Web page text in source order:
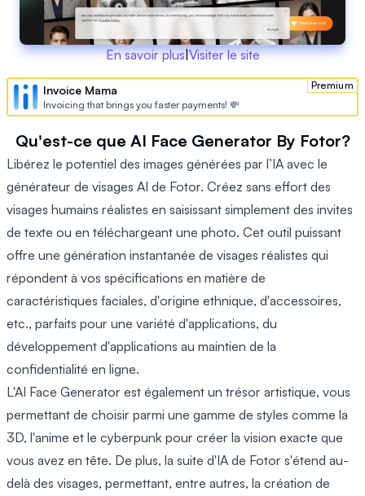
En savoir plus|Visiter le site
Premium
Invoice Mama
Invoicing that brings you faster payments! 💸
Qu'est-ce que AI Face Generator By Fotor?
Libérez le potentiel des images générées par l’IA avec le
générateur de visages AI de Fotor. Créez sans effort des
visages humains réalistes en saisissant simplement des invites
de texte ou en téléchargeant une photo. Cet outil puissant
offre une génération instantanée de visages réalistes qui
répondent à vos spécifications en matière de
caractéristiques faciales, d'origine ethnique, d'accessoires,
etc., parfaits pour une variété d'applications, du
développement d'applications au maintien de la
confidentialité en ligne.
L'AI Face Generator est également un trésor artistique, vous
permettant de choisir parmi une gamme de styles comme la
3D, l'anime et le cyberpunk pour créer la vision exacte que
vous avez en tête. De plus, la suite d'IA de Fotor s'étend au-
delà des visages, permettant, entre autres, la création de